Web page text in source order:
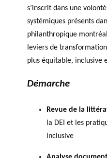
s’inscrit dans une
systémiques présents
philanthropique
leviers de
plus équitable, inclusive
Démarche
Revue de la
la DEI et les
inclusive